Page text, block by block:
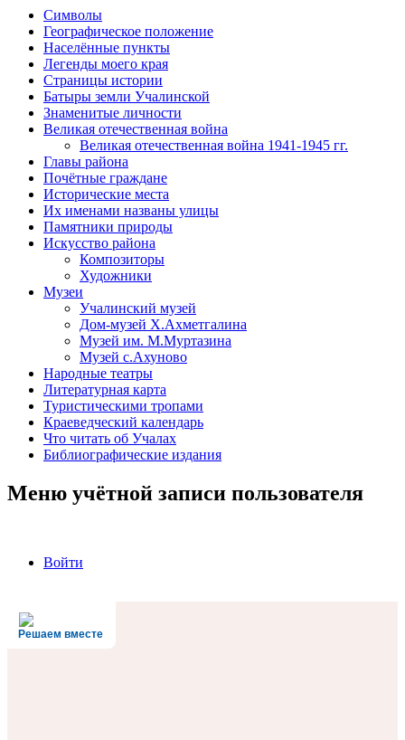
Символы
Географическое положение
Населённые пункты
Легенды моего края
Страницы истории
Батыры земли Учалинской
Знаменитые личности
Великая отечественная война
Великая отечественная война 1941-1945 гг.
Главы района
Почётные граждане
Исторические места
Их именами названы улицы
Памятники природы
Искусство района
Композиторы
Художники
Музеи
Учалинский музей
Дом-музей Х.Ахметгалина
Музей им. М.Муртазина
Музей с.Ахуново
Народные театры
Литературная карта
Туристическими тропами
Краеведческий календарь
Что читать об Учалах
Библиографические издания
Меню учётной записи пользователя
Войти
Решаем вместе